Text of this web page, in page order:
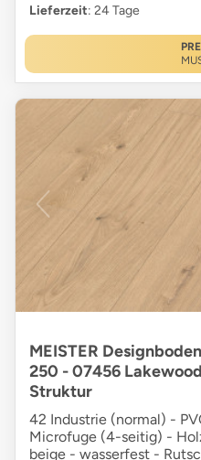
Lieferzeit: 24 Tage
MEISTER
250 - 07456
Struktur
42 Industrie (normal) -
Microfuge (4-seitig) -
beige - wasserfest -